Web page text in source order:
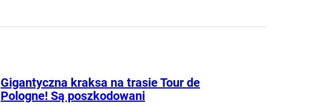
Gigantyczna kraksa na trasie Tour de
Pologne! Są poszkodowani